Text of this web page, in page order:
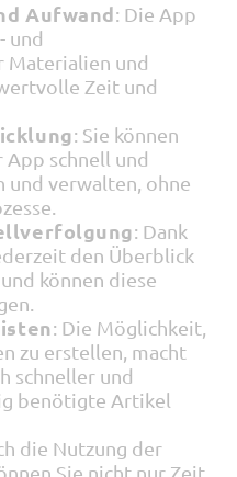
Aufwand: Die App
und
Materialien und
Zeit und
: Sie können
schnell und
verwalten, ohne
: Dank
den Überblick
können diese
: Die Möglichkeit,
zu erstellen, macht
schneller und
benötigte Artikel
die Nutzung der
Sie nicht nur Zeit,